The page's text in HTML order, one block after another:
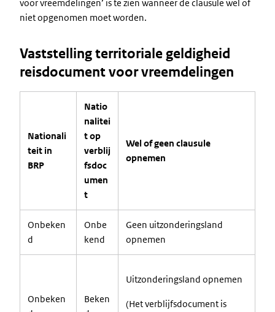
voor vreemdelingen’ is te zien wanneer de clausule wel of
niet opgenomen moet worden.
Vaststelling territoriale geldigheid
reisdocument voor vreemdelingen
Nationali
teit in
BRP
Natio
nalitei
t op
verblij
fsdoc
umen
t
Wel of geen clausule
opnemen
Onbeken
d
Onbe
kend
Geen uitzonderingsland
opnemen
Onbeken
Beken
Uitzonderingsland opnemen
(Het verblijfsdocument is